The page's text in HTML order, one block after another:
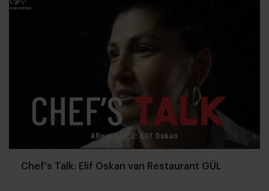
Chef's Talk: Elif Oskan van Restaurant GÜL